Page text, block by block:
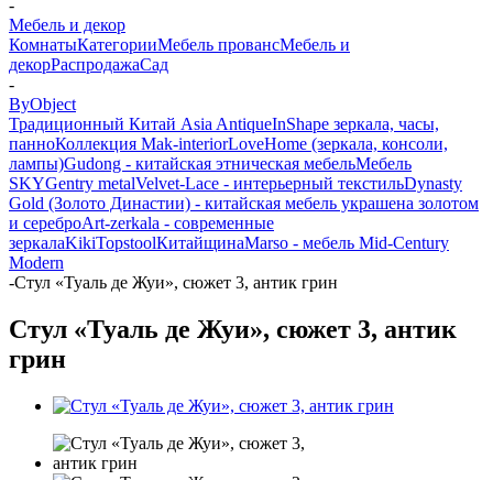
-
Мебель и декор
КомнатыКатегорииМебель провансМебель и
декорРаспродажаСад
-
ByObject
Традиционный Китай Asia AntiqueInShape зеркала, часы,
панноКоллекция Mak-interiorLoveHome (зеркала, консоли,
лампы)Gudong - китайская этническая мебельМебель
SKYGentry metalVelvet-Lace - интерьерный текстильDynasty
Gold (Золото Династии) - китайская мебель украшена золотом
и сереброArt-zerkala - современные
зеркалаKikiTopstoolКитайщинаMarso - мебель Mid-Century
Modern
-Стул «Туаль де Жуи», сюжет 3, антик грин
Стул «Туаль де Жуи», сюжет 3, антик
грин